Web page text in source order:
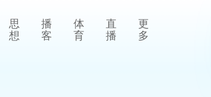
思
想
播
客
体
育
直
播
更
多